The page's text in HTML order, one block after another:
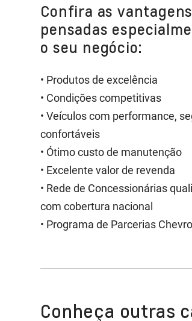
Confira as vantagens
pensadas
o seu negócio:
• Produtos de excelência
• Condições competitivas
• Veículos com performance,
confortáveis
• Ótimo custo de manutenção
• Excelente valor de revenda
• Rede de Concessionárias
com cobertura nacional
• Programa de Parcerias
Conheça outras